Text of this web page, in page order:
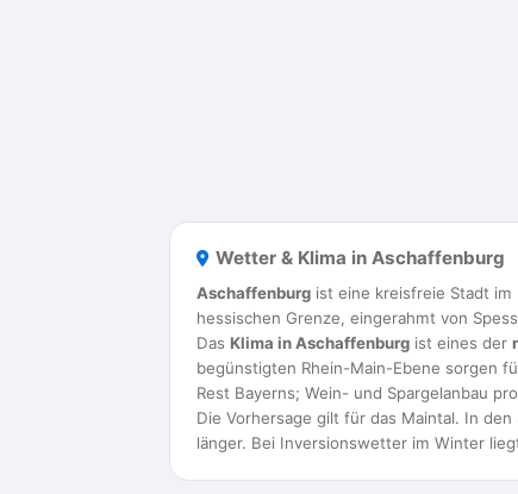
Wetter & Klima in Aschaffenburg
Aschaffenburg ist eine kreisfreie Stadt
hessischen Grenze, eingerahmt von
Das Klima in Aschaffenburg ist eines der
begünstigten Rhein-Main-Ebene sorgen
Rest Bayerns; Wein- und Spargelanbau
Die Vorhersage gilt für das Maintal. In
länger. Bei Inversionswetter im Winter